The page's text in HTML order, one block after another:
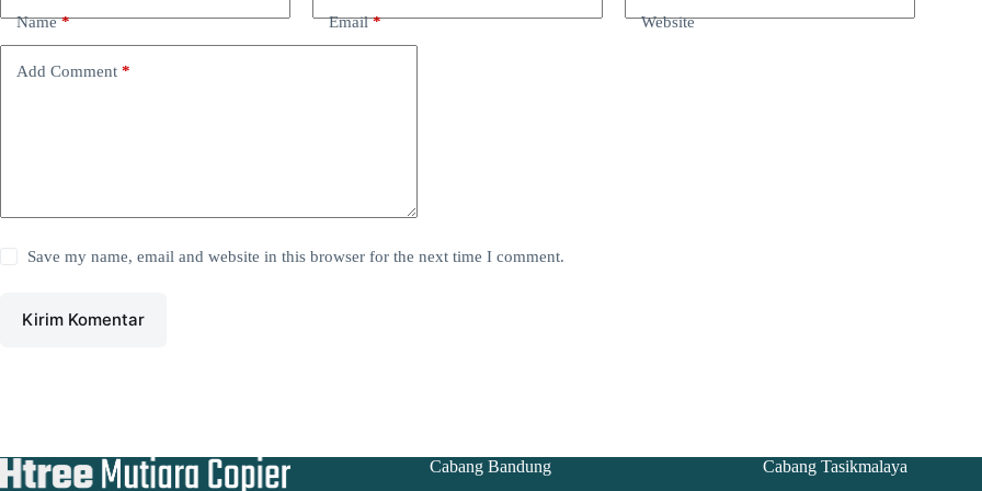
Name* Email* Website
Add Comment *
Save my name, email and website in this browser for the next time I comment.
Kirim Komentar
Cabang Bandung Cabang Tasikmalaya